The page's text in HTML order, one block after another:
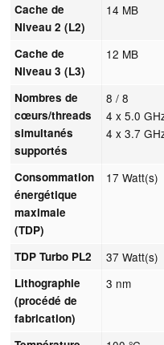
Cache de
Niveau 2 (L2)
14 MB
Cache de
Niveau 3 (L3)
12 MB
Nombres de
cœurs/threads
simultanés
supportés
8 / 8
4 x 5.0
4 x 3.7
Consommation
énergétique
maximale
(TDP)
17 Watt(s)
TDP Turbo PL2 37 Watt(s)
Lithographie
(procédé de
fabrication)
3 nm